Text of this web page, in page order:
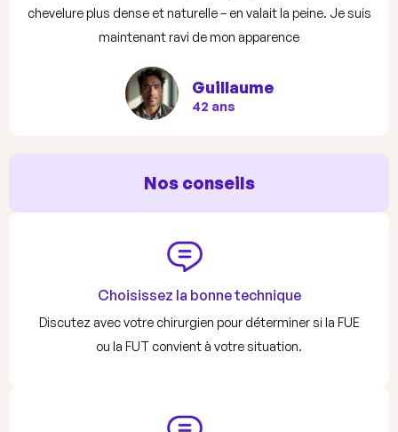
chevelure plus dense et naturelle – en valait la peine. Je suis
maintenant ravi de mon apparence
Guillaume
42 ans
Nos conseils
Choisissez la bonne technique
Discutez avec votre chirurgien pour déterminer si la FUE
ou la FUT convient à votre situation.